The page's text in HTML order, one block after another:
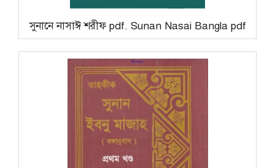
সুনানে নাসাঈ শরীফ pdf. Sunan Nasai Bangla pdf